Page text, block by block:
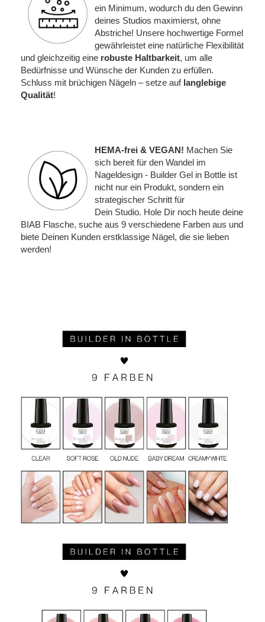
ein Minimum, wodurch du den Gewinn
deines Studios maximierst, ohne
Abstriche! Unsere hochwertige Formel
gewährleistet eine natürliche Flexibilität
und gleichzeitig eine robuste Haltbarkeit, um alle
Bedürfnisse und Wünsche der Kunden zu erfüllen.
Schluss mit brüchigen Nägeln – setze auf langlebige
Qualität!
HEMA-frei & VEGAN! Machen Sie
sich bereit für den Wandel im
Nageldesign - Builder Gel in Bottle ist
nicht nur ein Produkt, sondern ein
strategischer Schritt für
Dein Studio. Hole Dir noch heute deine
BIAB Flasche, suche aus 9 verschiedene Farben aus und
biete Deinen Kunden erstklassige Nägel, die sie lieben
werden!